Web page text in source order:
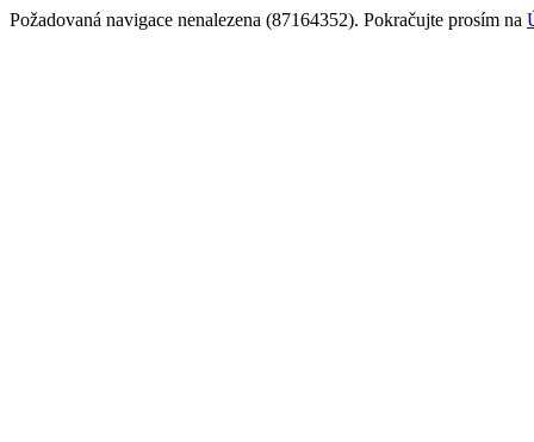
Požadovaná navigace nenalezena (87164352). Pokračujte prosím na